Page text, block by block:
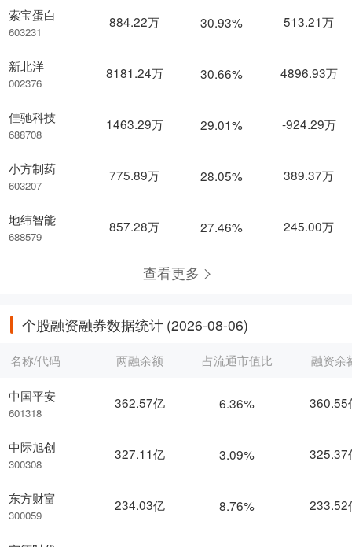
索宝蛋白
603231
新北洋
002376
佳驰科技
688708
小方制药
603207
地纬智能
688579
884.22万 30.93% 513.21万
8181.24万 30.66% 4896.93万
1463.29万 29.01% -924.29万
775.89万 28.05% 389.37万
857.28万 27.46% 245.00万
查看更多
个股融资融券数据统计 (2026-08-06)
名称/代码
中国平安
601318
中际旭创
300308
东方财富
300059
两融余额 占流通市值比 融资余
362.57亿 6.36% 360.55
327.11亿 3.09% 325.37
234.03亿 8.76% 233.52